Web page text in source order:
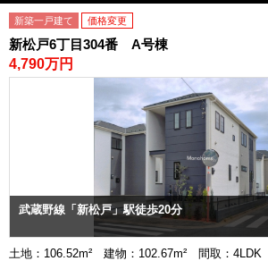
新築一戸建て 価格変更
新松戸6丁目304番 A号棟
4,790万円
武蔵野線「新松戸」駅徒歩20分
土地：106.52m² 建物：102.67m² 間取：4LDK